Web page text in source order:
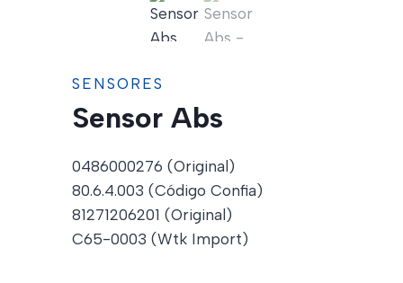
SENSORES
Sensor Abs
0486000276 (Original)
80.6.4.003 (Código Confia)
81271206201 (Original)
C65-0003 (Wtk Import)